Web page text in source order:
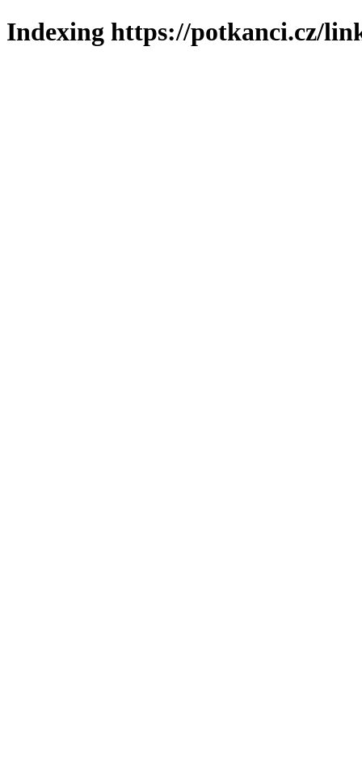
Indexing https://potkanci.cz/